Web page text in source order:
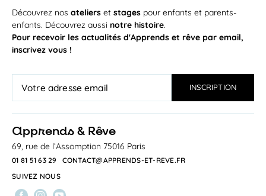
Découvrez nos ateliers et stages pour enfants et parents-
enfants. Découvrez aussi notre histoire.
Pour recevoir les actualités d'Apprends et rêve par email,
inscrivez vous !
apprends & Rêve
69, rue de l’Assomption 75016 Paris
01 81 51 63 29
CONTACT@APPRENDS-ET-REVE.FR
SUIVEZ NOUS